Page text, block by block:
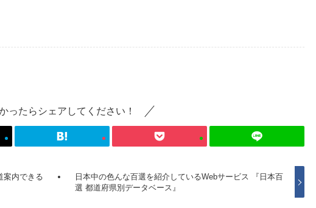
ったらシェアしてください！
案内できる
日本中の色んな百選を紹介しているWebサービス 『日本百
選 都道府県別データベース』